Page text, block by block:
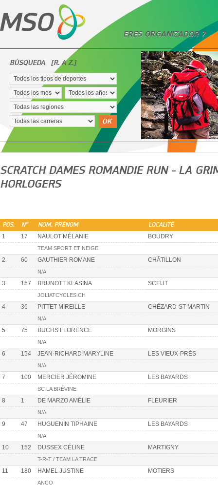
ERES ORGANIZADOR ?
BÚSQUEDA [R. A Z.]
OK
SCRATCH DAMES ROMANDIE RUN - LA
HORLOGERS
POS. N° NOM, PRÉNOM LOCALITÉ
1 17 NAULOT MÉLANIE BOUDRY
TEAM SPORT ET NEIGE
2 60 GAUTHIER ROMANE CHÂTILLON
N/A
3 157 BRUNOTT KLASINA SCEUT
JOLIATCYCLES.CH
4 36 PITTET MIREILLE CHÉZARD-ST-MARTIN
N/A
5 75 BUCHS FLORENCE MORGINS
N/A
6 154 JEAN-RICHARD MARYLINE LES VIEUX-PRÈS
N/A
7 100 MERCIER JÉROMINE LES BAYARDS
SC LA BRÉVINE
8 1 DE MARZO AMÉLIE FLEURIER
N/A
9 47 HUGUENIN TIPHAINE LES BAYARDS
N/A
10 152 DUSSEX CÉLINE MARTIGNY
T-R-T / TEAM LA TRACE
11 180 HAMEL JUSTINE MOTIERS
ANCO